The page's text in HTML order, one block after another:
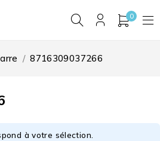
0
/ 8716309037266
à votre sélection.